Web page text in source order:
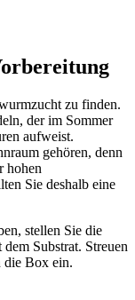
zu finden.
der im Sommer
aufweist.
gehören, denn
hohen
Sie deshalb eine
stellen Sie die
Substrat. Streuen
die Box ein.